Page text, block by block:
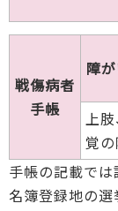
戦傷病者
手帳
障
上
覚
手帳の記載では
名簿登録地の